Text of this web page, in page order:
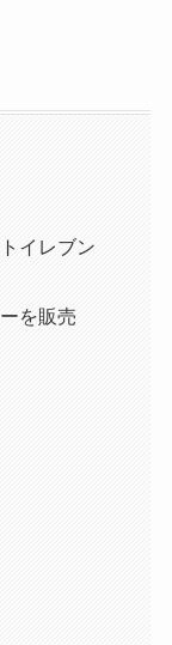
イレブン
を販売